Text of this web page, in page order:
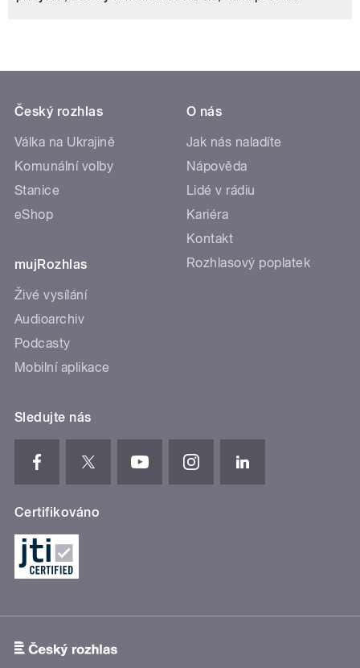
Český rozhlas
Válka na Ukrajině
Komunální volby
Stanice
eShop
mujRozhlas
Živé vysílání
Audioarchiv
Podcasty
Mobilní aplikace
O nás
Jak nás naladíte
Nápověda
Lidé v rádiu
Kariéra
Kontakt
Rozhlasový poplatek
Sledujte nás
Certifikováno